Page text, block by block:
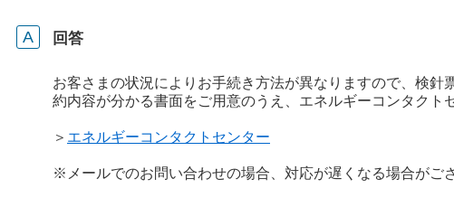
回答
お客さまの状況によりお手続き方法が異なりますので、検針
約内容が分かる書面をご用意のうえ、エネルギーコンタクト
＞ エネルギーコンタクトセンター
※メールでのお問い合わせの場合、対応が遅くなる場合がご